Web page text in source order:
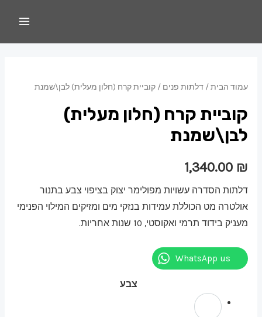
עמוד הבית/ דלתות פנים / קוביית קרח (חלון מעלית) לבן\שמנת
קוביית קרח (חלון מעלית)
לבן\שמנת
1,340.00 ₪
דלתות הסדרה עשויות מפולימר יצוק בציפוי צבע בתנור
אולטרה מט הכוללת עמידות בנזקי מים ומזיקים המילוי הפנימי
מעניק בידוד תרמי ואקוסטי, 10 שנות אחריות.
WhatsApp us
צבע